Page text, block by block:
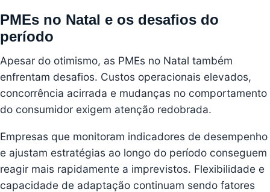
PMEs no Natal e os desafios do
período
Apesar do otimismo, as PMEs no Natal também
enfrentam desafios. Custos operacionais elevados,
concorrência acirrada e mudanças no comportamento
do consumidor exigem atenção redobrada.
Empresas que monitoram indicadores de desempenho
e ajustam estratégias ao longo do período conseguem
reagir mais rapidamente a imprevistos. Flexibilidade e
capacidade de adaptação continuam sendo fatores